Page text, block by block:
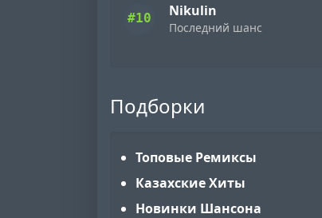
#10 Nikulin
Последний шанс
Подборки
Топовые Ремиксы
Казахские Хиты
Новинки Шансона